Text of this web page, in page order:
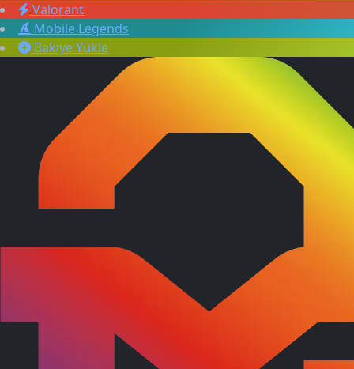
Valorant
Mobile Legends
Bakiye Yükle